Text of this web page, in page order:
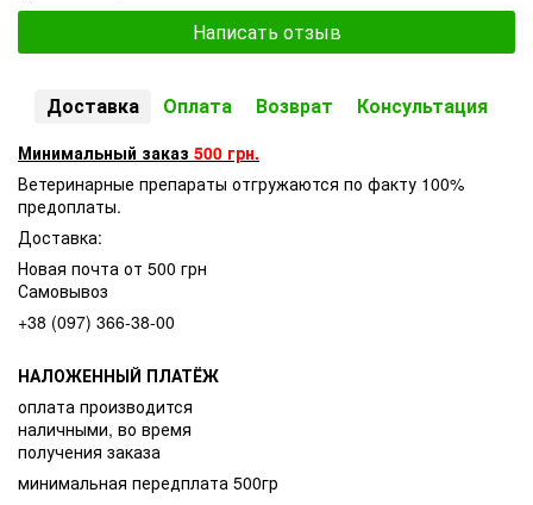
Написать отзыв
Доставка Оплата Возврат Консультация
Минимальный заказ 500 грн.
Ветеринарные препараты отгружаются по факту 100%
предоплаты.
Доставка:
Новая почта от 500 грн
Самовывоз
+38 (097) 366-38-00
НАЛОЖЕННЫЙ ПЛАТЁЖ
оплата производится
наличными, во время
получения заказа
минимальная передплата 500гр